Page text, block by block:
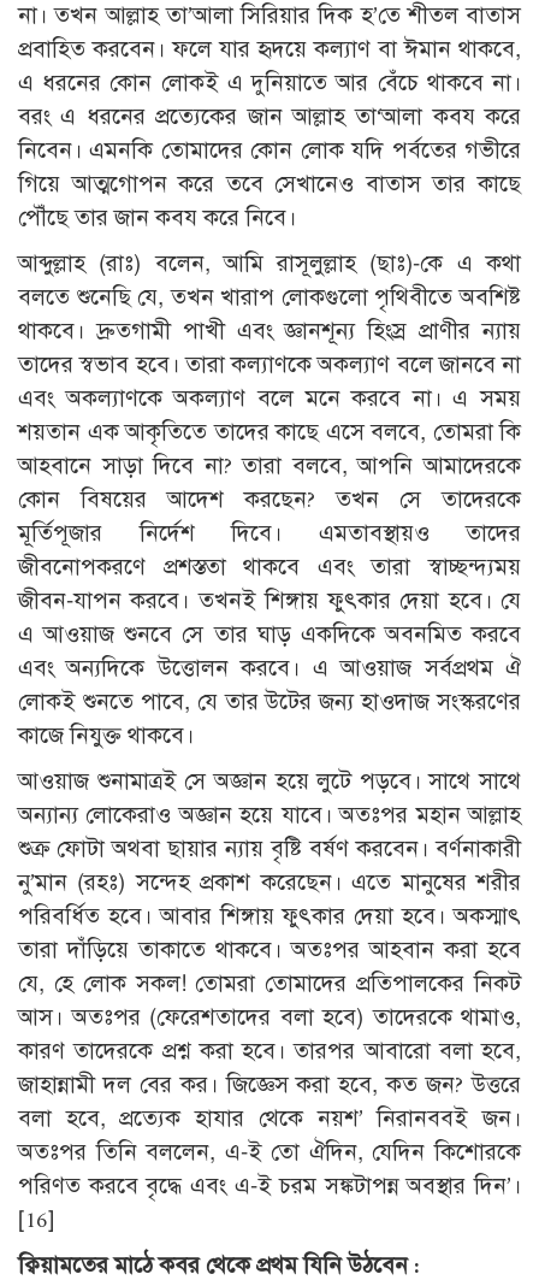
না। তখন আল্লাহ তা’আলা সিরিয়ার দিক হ’তে শীতল বাতাস
প্রবাহিত করবেন। ফলে যার হৃদয়ে কল্যাণ বা ঈমান থাকবে,
এ ধরনের কোন লোকই এ দুনিয়াতে আর বেঁচে থাকবে না।
বরং এ ধরনের প্রত্যেকের জান আল্লাহ তা‘আলা কবয করে
নিবেন। এমনকি তোমাদের কোন লোক যদি পর্বতের গভীরে
গিয়ে আত্মগোপন করে তবে সেখানেও বাতাস তার কাছে
পৌঁছে তার জান কবয করে নিবে।
আব্দুল্লাহ (রাঃ) বলেন, আমি রাসূলুল্লাহ (ছাঃ)-কে এ কথা
বলতে শুনেছি যে, তখন খারাপ লোকগুলো পৃথিবীতে অবশিষ্ট
থাকবে। দ্রুতগামী পাখী এবং জ্ঞানশূন্য হিংস্র প্রাণীর ন্যায়
তাদের স্বভাব হবে। তারা কল্যাণকে অকল্যাণ বলে জানবে না
এবং অকল্যাণকে অকল্যাণ বলে মনে করবে না। এ সময়
শয়তান এক আকৃতিতে তাদের কাছে এসে বলবে, তোমরা কি
আহবানে সাড়া দিবে না? তারা বলবে, আপনি আমাদেরকে
কোন বিষয়ের আদেশ করছেন? তখন সে তাদেরকে
মূর্তিপূজার নির্দেশ দিবে। এমতাবস্থায়ও তাদের
জীবনোপকরণে প্রশস্ততা থাকবে এবং তারা স্বাচ্ছন্দ্যময়
জীবন-যাপন করবে। তখনই শিঙ্গায় ফুৎকার দেয়া হবে। যে
এ আওয়াজ শুনবে সে তার ঘাড় একদিকে অবনমিত করবে
এবং অন্যদিকে উত্তোলন করবে। এ আওয়াজ সর্বপ্রথম ঐ
লোকই শুনতে পাবে, যে তার উটের জন্য হাওদাজ সংস্করণের
কাজে নিযুক্ত থাকবে।
আওয়াজ শুনামাত্রই সে অজ্ঞান হয়ে লুটে পড়বে। সাথে সাথে
অন্যান্য লোকেরাও অজ্ঞান হয়ে যাবে। অতঃপর মহান আল্লাহ
শুক্র ফোটা অথবা ছায়ার ন্যায় বৃষ্টি বর্ষণ করবেন। বর্ণনাকারী
নু’মান (রহঃ) সন্দেহ প্রকাশ করেছেন। এতে মানুষের শরীর
পরিবর্ধিত হবে। আবার শিঙ্গায় ফুৎকার দেয়া হবে। অকস্মাৎ
তারা দাঁড়িয়ে তাকাতে থাকবে। অতঃপর আহবান করা হবে
যে, হে লোক সকল! তোমরা তোমাদের প্রতিপালকের নিকট
আস। অতঃপর (ফেরেশতাদের বলা হবে) তাদেরকে থামাও,
কারণ তাদেরকে প্রশ্ন করা হবে। তারপর আবারো বলা হবে,
জাহান্নামী দল বের কর। জিজ্ঞেস করা হবে, কত জন? উত্তরে
বলা হবে, প্রত্যেক হাযার থেকে নয়শ’ নিরানববই জন।
অতঃপর তিনি বললেন, এ-ই তো ঐদিন, যেদিন কিশোরকে
পরিণত করবে বৃদ্ধে এবং এ-ই চরম সঙ্কটাপন্ন অবস্থার দিন’।
[16]
ক্বিয়ামতের মাঠে কবর থেকে প্রথম যিনি উঠবেন :